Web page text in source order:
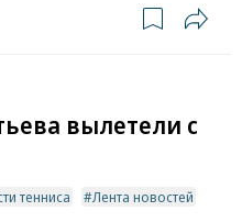
вылетели с
тенниса Лента новостей